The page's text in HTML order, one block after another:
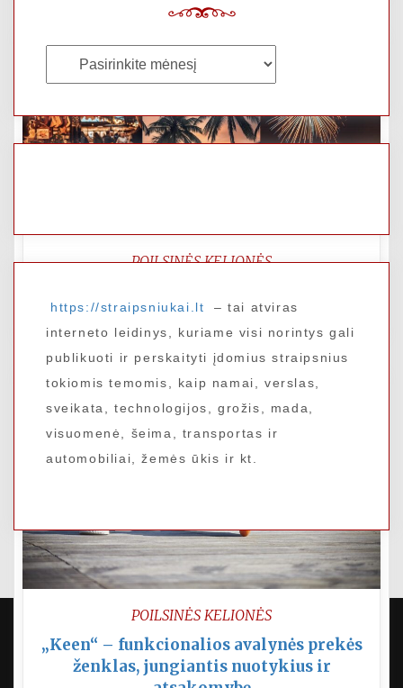
POILSINĖS KELIONĖS
pasitikti šventes kitaip
POILSINĖS KELIONĖS
„Keen“ – funkcionalios avalynės prekės
ženklas, jungiantis nuotykius ir
Archyvai
https://straipsniukai.lt
– tai atviras
interneto leidinys, kuriame visi norintys gali
publikuoti ir perskaityti įdomius straipsnius
tokiomis temomis, kaip namai, verslas,
sveikata, technologijos, grožis, mada,
visuomenė, šeima, transportas ir
automobiliai, žemės ūkis ir kt.
VISOS TEISĖS SAUGOMOS